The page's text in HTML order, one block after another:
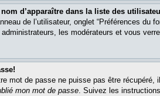
d’apparaître dans la liste des
de l’utilisateur, onglet “Préférences du
les modérateurs et vous
mot de passe ne puisse pas être
mon mot de passe. Suivez les